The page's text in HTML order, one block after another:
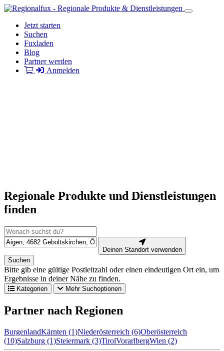
Jetzt starten
Suchen
Fuxladen
Blog
Partner werden
Anmelden
Regionale Produkte und Dienstleistungen
finden
Deinen Standort verwenden
Suchen
Bitte gib eine gültige Postleitzahl oder einen eindeutigen Ort ein, um
Ergebnisse in deiner Nähe zu finden.
Kategorien Mehr Suchoptionen
Partner nach Regionen
BurgenlandKärnten (1)Niederösterreich (6)Oberösterreich
(10)Salzburg (1)Steiermark (3)TirolVorarlbergWien (2)